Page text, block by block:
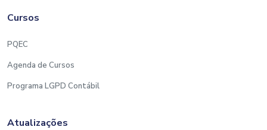
Cursos
PQEC
Agenda de Cursos
Programa LGPD Contábil
Atualizações